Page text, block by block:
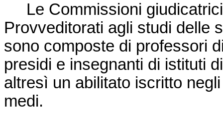
Le Commissioni
Provveditorati agli studi delle
sono composte di professori
presidi e insegnanti di istituti
altresì un abilitato iscritto
medi.